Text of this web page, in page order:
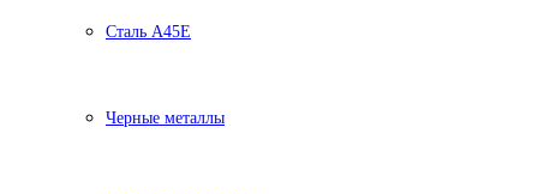
Сталь А45Е
Черные металлы